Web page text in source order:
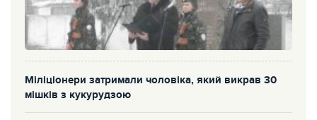
Міліціонери затримали чоловіка, який викрав 30
мішків з кукурудзою